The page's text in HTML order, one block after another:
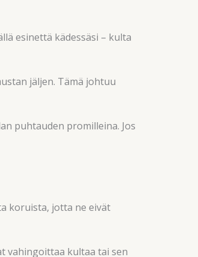
esinettä kädessäsi – kulta
jäljen. Tämä johtuu
puhtauden promilleina. Jos
koruista, jotta ne eivät
vahingoittaa kultaa tai sen